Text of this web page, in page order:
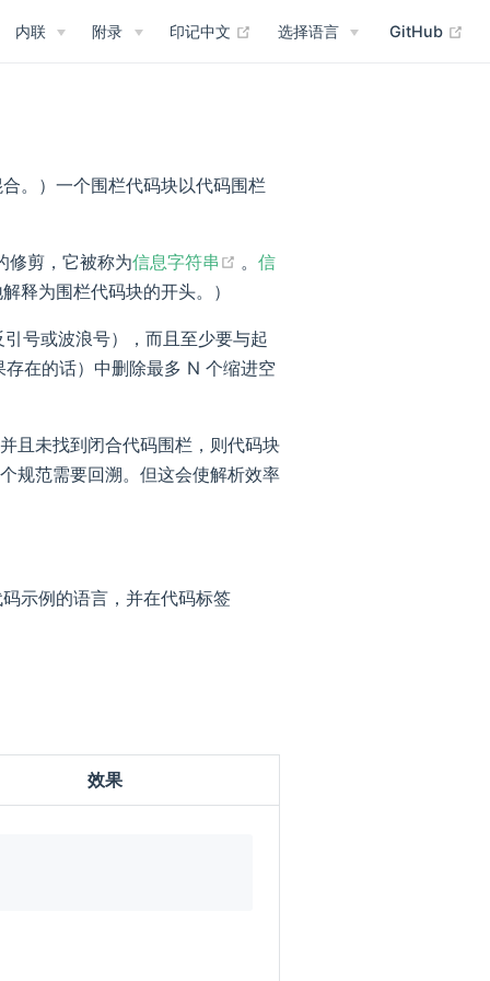
内联 附录 印记中文 (opens new window)
选择语言 GitHub
。）一个围栏代码块以代码围栏
修剪，它被称为信息字符串 (opens new window)
。 信
释为围栏代码块的开头。）
new window)
引号或波浪号），而且至少要与起
在的话）中删除最多 N 个缩进空
且未找到闭合代码围栏，则代码块
规范需要回溯。但这会使解析效率
示例的语言，并在代码标签
效果